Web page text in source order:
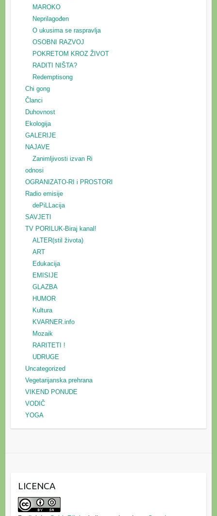
MAROKO
Neprilagođen
O ukusima se raspravlja
OSOBNI RAZVOJ
POKRETOM KROZ ŽIVOT
RADITI NIŠTA?
Redemptisong
Chi gong
Članci
Duhovnost
Ekologija
GALERIJE
NAJAVE
Zanimljivosti izvan Ri
odnosi
OGRANIZATO-RI i PROSTORI
Radio emisije
dePiLLacija
SAVJETI
TV PORILUK-Biraj kanal!
ALTER(stil života)
ART
Edukacija
EMISIJE
GLAZBA
HUMOR
Kultura
KVARNER.info
Mozaik
RARITETI !
UDRUGE
Uncategorized
Vegetarijanska prehrana
VIKEND PONUDE
VODIČ
YOGA
LICENCA